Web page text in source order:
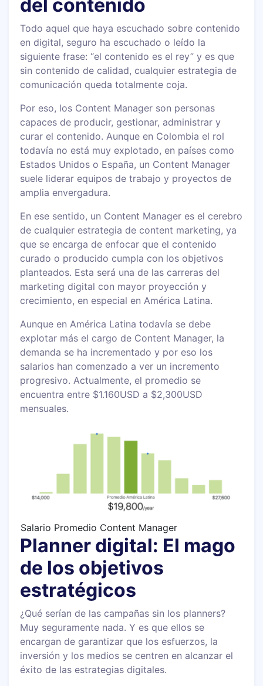
del contenido
Todo aquel que haya escuchado sobre contenido
en digital, seguro ha escuchado o leído la
siguiente frase: “el contenido es el rey” y es que
sin contenido de calidad, cualquier estrategia de
comunicación queda totalmente coja.
Por eso, los Content Manager son personas
capaces de producir, gestionar, administrar y
curar el contenido. Aunque en Colombia el rol
todavía no está muy explotado, en países como
Estados Unidos o España, un Content Manager
suele liderar equipos de trabajo y proyectos de
amplia envergadura.
En ese sentido, un Content Manager es el cerebro
de cualquier estrategia de content marketing, ya
que se encarga de enfocar que el contenido
curado o producido cumpla con los objetivos
planteados. Esta será una de las carreras del
marketing digital con mayor proyección y
crecimiento, en especial en América Latina.
Aunque en América Latina todavía se debe
explotar más el cargo de Content Manager, la
demanda se ha incrementado y por eso los
salarios han comenzado a ver un incremento
progresivo. Actualmente, el promedio se
encuentra entre $1.160USD a $2,300USD
mensuales.
Salario Promedio Content Manager
Planner digital: El mago
de los objetivos
estratégicos
¿Qué serían de las campañas sin los planners?
Muy seguramente nada. Y es que ellos se
encargan de garantizar que los esfuerzos, la
inversión y los medios se centren en alcanzar el
éxito de las estrategias digitales.